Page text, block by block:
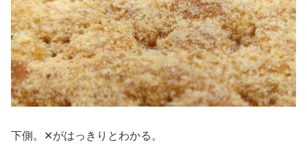
下側。✕がはっきりとわかる。